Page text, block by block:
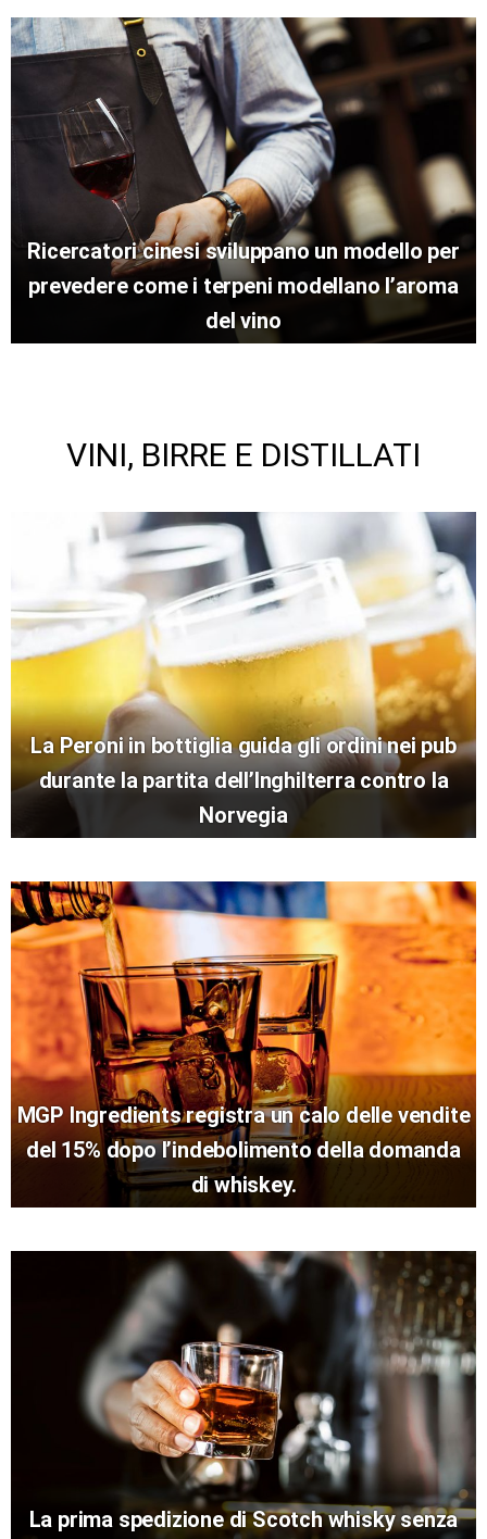
Ricercatori cinesi sviluppano un modello per
prevedere come i terpeni modellano l’aroma
del vino
VINI, BIRRE E DISTILLATI
La Peroni in bottiglia guida gli ordini nei pub
durante la partita dell’Inghilterra contro la
Norvegia
MGP Ingredients registra un calo delle vendite
del 15% dopo l’indebolimento della domanda
di whiskey.
La prima spedizione di Scotch whisky senza